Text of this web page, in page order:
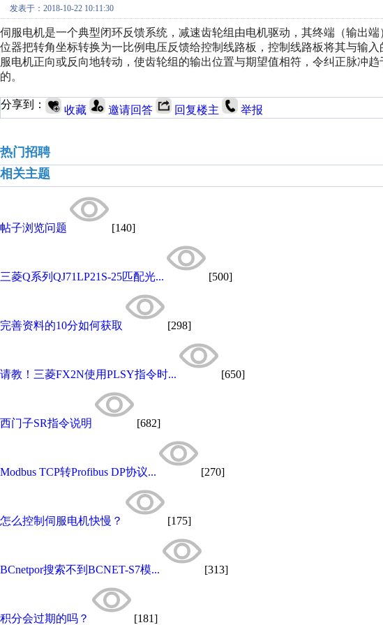
发表于：2018-10-22 10:11:30
伺服电机是一个典型闭环反馈系统，减速齿轮组由电机驱动，其终端（输出
位器把转角坐标转换为一比例电压反馈给控制线路板，控制线路板将其与输
服电机正向或反向地转动，使齿轮组的输出位置与期望值相符，令纠正脉冲
的。
分享到： 收藏 邀请回答 回复楼主 举报
热门招聘
相关主题
帖子浏览问题 [140]
三菱Q系列QJ71LP21S-25匹配光... [500]
完善资料的10分如何获取 [298]
请教！三菱FX2N使用PLSY指令时... [650]
西门子SR指令说明 [682]
Modbus TCP转Profibus DP协议... [270]
怎么控制伺服电机快慢？ [175]
BCnetpor搜索不到BCNET-S7模... [313]
积分会过期的吗？ [181]